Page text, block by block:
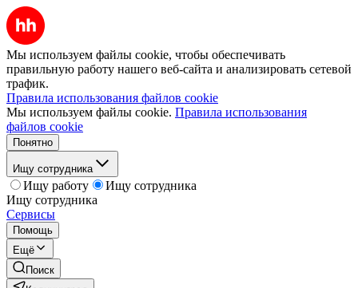
Мы используем файлы cookie, чтобы обеспечивать
правильную работу нашего веб-сайта и анализировать сетевой
трафик.
Правила использования файлов cookie
Мы используем файлы cookie. Правила использования
файлов cookie
Понятно
Ищу сотрудника
Ищу работу
Ищу сотрудника
Ищу сотрудника
Сервисы
Помощь
Ещё
Поиск